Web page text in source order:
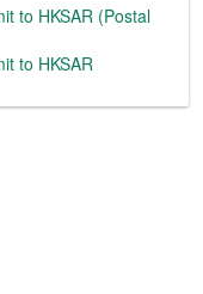
to HKSAR (Postal
to HKSAR